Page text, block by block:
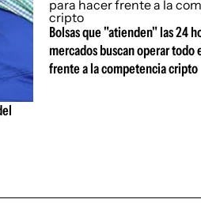
Bolsas que "atienden" las 24
mercados buscan operar todo
frente a la competencia cripto